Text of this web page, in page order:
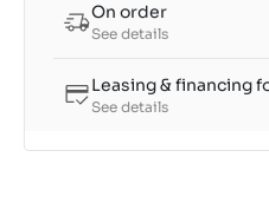
On order
See details
Leasing & financing
See details